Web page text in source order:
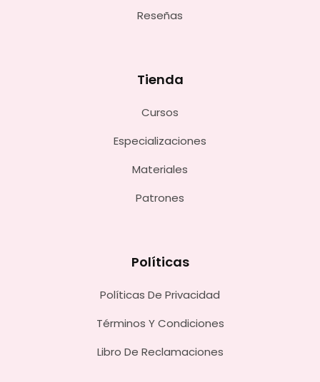
Reseñas
Tienda
Cursos
Especializaciones
Materiales
Patrones
Políticas
Políticas De Privacidad
Términos Y Condiciones
Libro De Reclamaciones